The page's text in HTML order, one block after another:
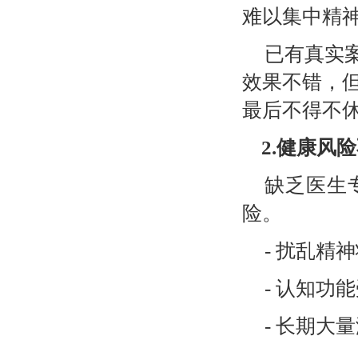
难以集中精
已有真实
效果不错，
最后不得不
2.健康风
缺乏医生
险。
- 扰乱精
- 认知功
- 长期大